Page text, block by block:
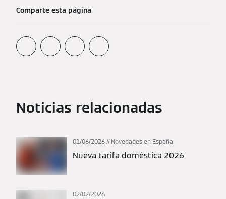
Comparte esta página
Noticias relacionadas
01/06/2026 Novedades en España
Nueva tarifa doméstica 2026
02/02/2026